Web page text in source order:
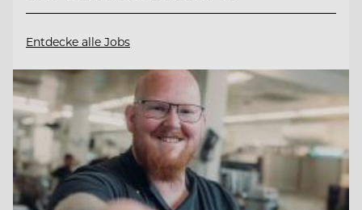
Entdecke alle Jobs